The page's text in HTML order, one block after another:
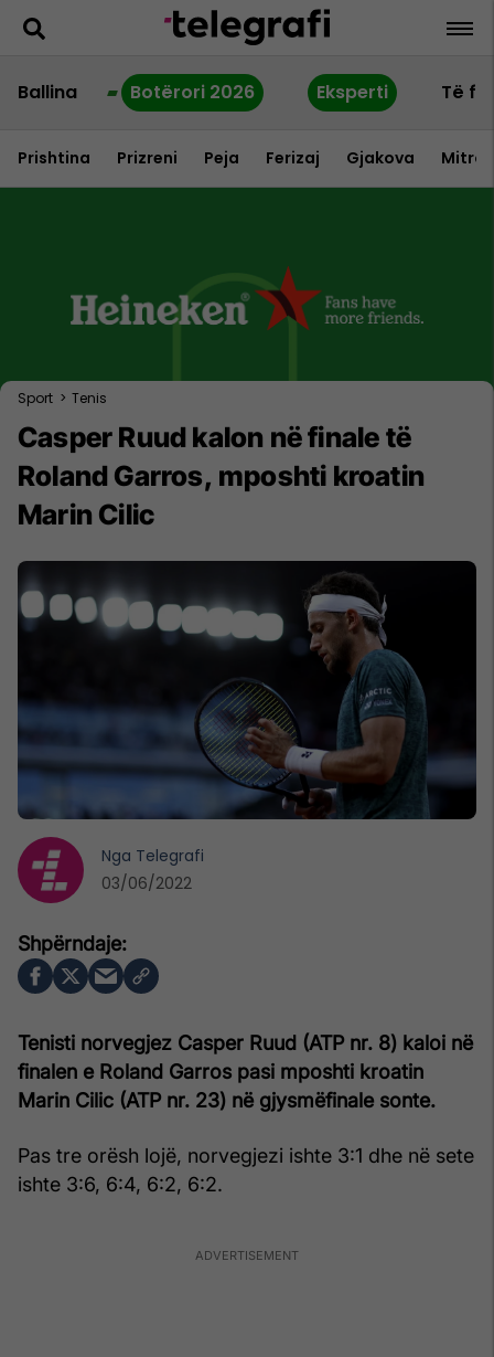
Ballina Botërori 2026 Eksperti Të
Prishtina Prizreni Peja Ferizaj Gjakova
Sport > Tenis
Casper Ruud kalon në finale të
Roland Garros, mposhti kroatin
Marin Cilic
Tenisti norvegjez Casper Ruud (ATP nr. 8) kaloi në
finalen e Roland Garros pasi mposhti kroatin
Marin Cilic (ATP nr. 23) në gjysmëfinale sonte.
Pas tre orësh lojë, norvegjezi ishte 3:1 dhe në sete
ishte 3:6, 6:4, 6:2, 6:2.
Nga Telegrafi
03/06/2022